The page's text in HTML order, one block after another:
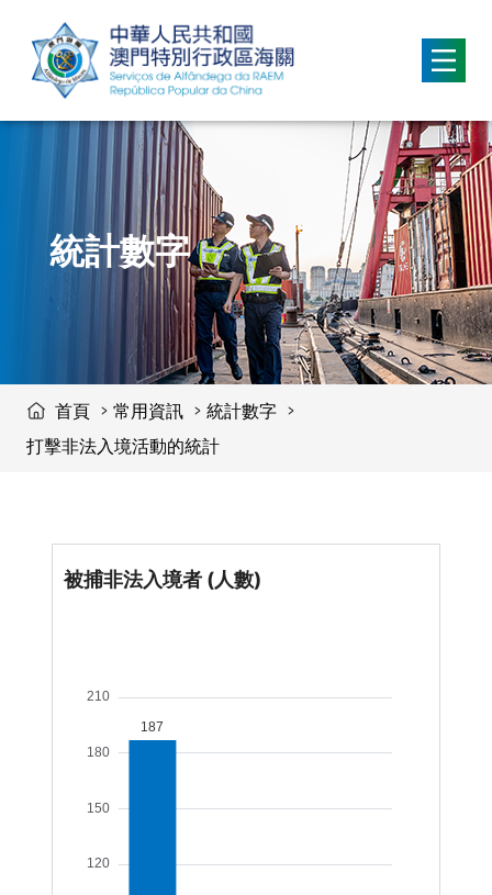
移動到内容區域
統計數字
首頁 常用資訊
統計數字
打擊非法入境活動的統計
被捕非法入境者 (人數)